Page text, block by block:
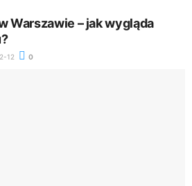
Warszawie – jak wygląda
12 0